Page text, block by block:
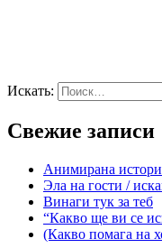
Искать:
Свежие записи
Анимирана
Эла на гости /
Винаги тук за теб
“Какво ще ви се
(Какво помага на